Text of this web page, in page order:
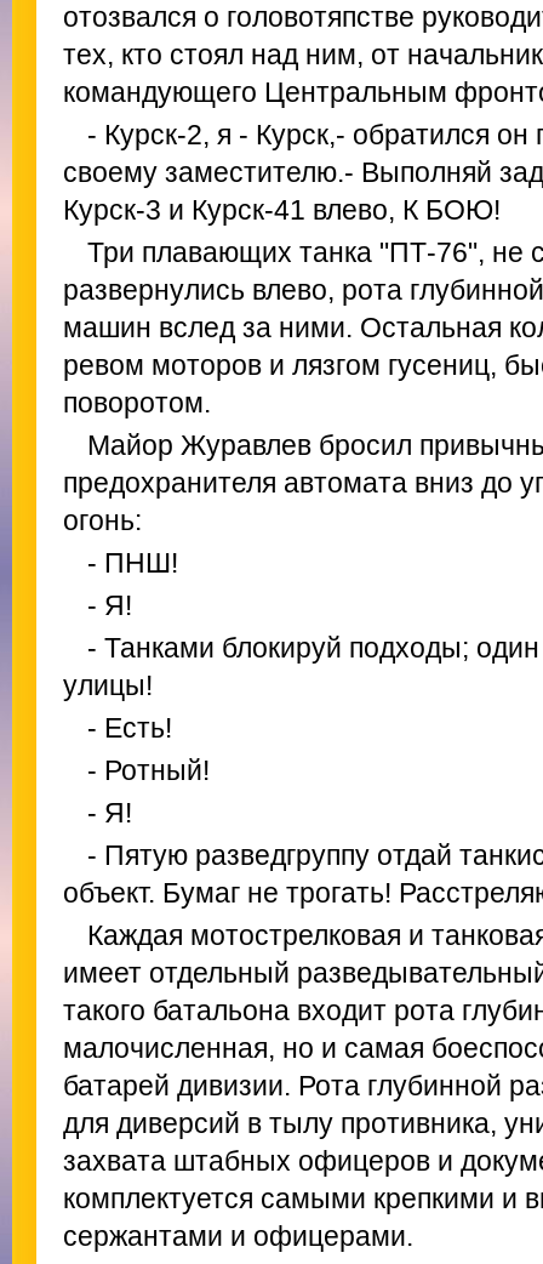
отозвался о головотяпстве
тех, кто стоял над ним, от
командующего Центральным
- Курск-2, я - Курск,- обратился он
своему заместителю.- Выполняй
Курск-3 и Курск-41 влево, К БОЮ!
Три плавающих танка "ПТ-76", не
развернулись влево, рота
машин вслед за ними. Остальная
ревом моторов и лязгом гусениц,
поворотом.
Майор Журавлев бросил
предохранителя автомата вниз до
огонь:
- ПНШ!
- Я!
- Танками блокируй подходы;
улицы!
- Есть!
- Ротный!
- Я!
- Пятую разведгруппу отдай
объект. Бумаг не трогать!
Каждая мотострелковая и
имеет отдельный
такого батальона входит рота
малочисленная, но и самая
батарей дивизии. Рота глубинной
для диверсий в тылу противника,
захвата штабных офицеров и
комплектуется самыми крепкими и
сержантами и офицерами.